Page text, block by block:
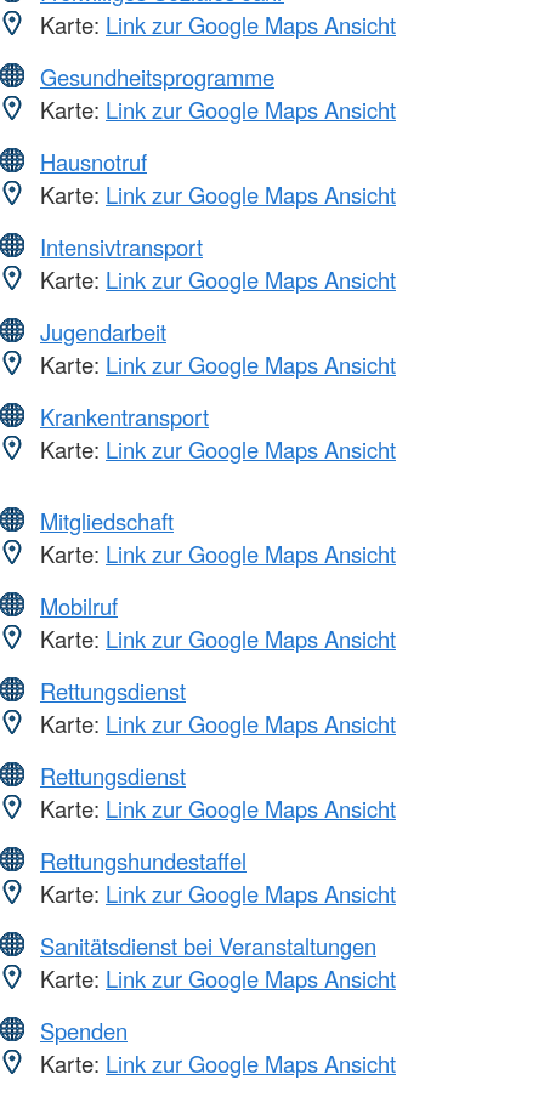
Karte: Link zur Google Maps Ansicht
Gesundheitsprogramme
Karte: Link zur Google Maps Ansicht
Hausnotruf
Karte: Link zur Google Maps Ansicht
Intensivtransport
Karte: Link zur Google Maps Ansicht
Jugendarbeit
Karte: Link zur Google Maps Ansicht
Krankentransport
Karte: Link zur Google Maps Ansicht
Mitgliedschaft
Karte: Link zur Google Maps Ansicht
Mobilruf
Karte: Link zur Google Maps Ansicht
Rettungsdienst
Karte: Link zur Google Maps Ansicht
Rettungsdienst
Karte: Link zur Google Maps Ansicht
Rettungshundestaffel
Karte: Link zur Google Maps Ansicht
Sanitätsdienst bei Veranstaltungen
Karte: Link zur Google Maps Ansicht
Spenden
Karte: Link zur Google Maps Ansicht